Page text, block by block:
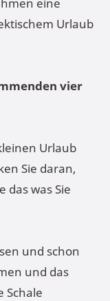
Urlaub
vier
Urlaub
Sie daran,
das was Sie
und schon
und das
Schale